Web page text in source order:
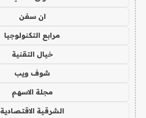
ان سفن
مرابع التكنولوجيا
خيال التقنية
شوف ويب
مجلة الاسهم
الشرقية الاقتصادية